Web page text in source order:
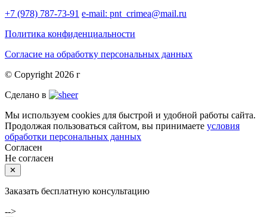
+7 (978) 787-73-91 e-mail: pnt_crimea@mail.ru
Политика конфиденциальности
Согласие на обработку персональных данных
© Copyright 2026 г
Сделано в
Мы используем cookies для быстрой и удобной работы сайта.
Продолжая пользоваться сайтом, вы принимаете условия
обработки персональных данных
Согласен
Не согласен
✕
Заказать бесплатную консультацию
-->